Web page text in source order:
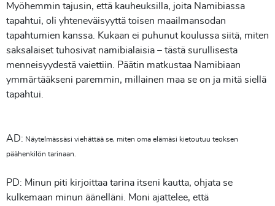
Myöhemmin tajusin, että kauheuksilla, joita Namibiassa
tapahtui, oli yhteneväisyyttä toisen maailmansodan
tapahtumien kanssa. Kukaan ei puhunut koulussa siitä, miten
saksalaiset tuhosivat namibialaisia – tästä surullisesta
menneisyydestä vaiettiin. Päätin matkustaa Namibiaan
ymmärtääkseni paremmin, millainen maa se on ja mitä siellä
tapahtui.
AD: Näytelmässäsi viehättää se, miten oma elämäsi kietoutuu teoksen
päähenkilön tarinaan.
PD: Minun piti kirjoittaa tarina itseni kautta, ohjata se
kulkemaan minun äänelläni. Moni ajattelee, että